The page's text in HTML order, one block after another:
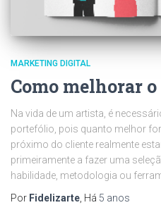
MARKETING DIGITAL
Como melhorar
Na vida de um artista, é
portefólio, pois quanto melhor
próximo do cliente realmente
primeiramente a fazer uma
habilidade, metodologia ou
Por Fidelizarte, Há 5 anos